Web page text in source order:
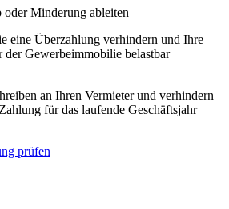
oder Minderung ableiten
eine Überzahlung verhindern und Ihre
der Gewerbeimmobilie belastbar
an Ihren Vermieter und verhindern
für das laufende Geschäftsjahr
prüfen